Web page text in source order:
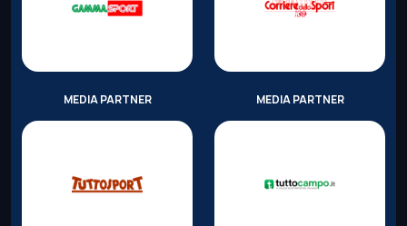
MEDIA PARTNER MEDIA PARTNER